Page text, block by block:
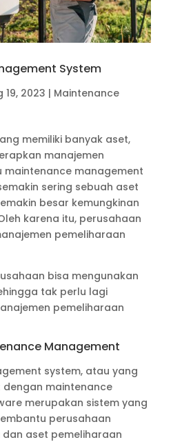
System
19, 2023 | Maintenance
memiliki banyak aset,
manajemen
maintenance management
sering sebuah aset
besar kemungkinan
karena itu, perusahaan
pemeliharaan
bisa mengunakan
tak perlu lagi
pemeliharaan
Management
system, atau yang
dengan maintenance
merupakan sistem yang
perusahaan
aset pemeliharaan